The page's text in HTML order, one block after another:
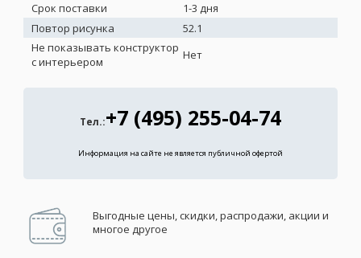
Срок поставки
1-3 дня
Повтор рисунка
52.1
Не показывать конструктор
с интерьером
Нет
Тел.:+7 (495) 255-04-74
Информация на сайте не является публичной офертой
Выгодные цены, скидки, распродажи, акции и
многое другое